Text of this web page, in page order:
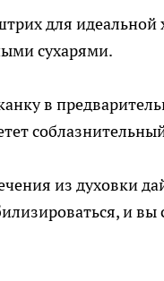
для
сухарями.
в
из духовки
и вы